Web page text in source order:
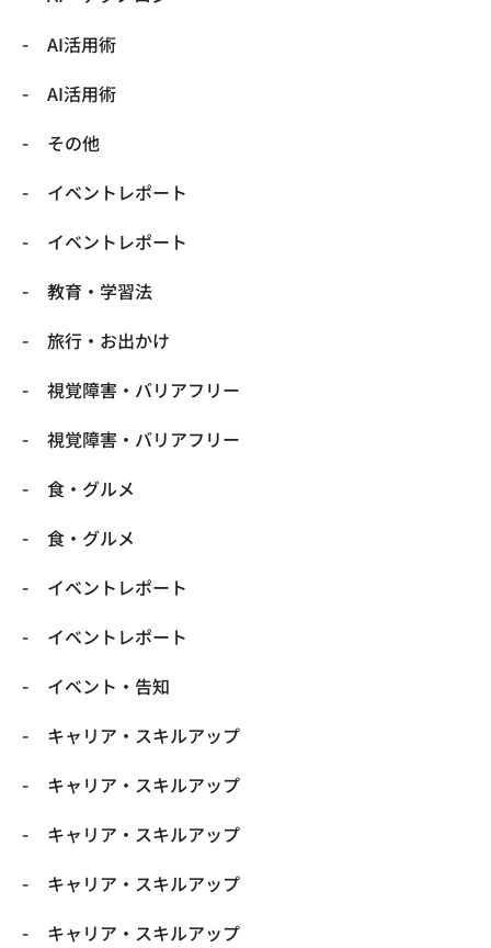
​AI活用術
​AI活用術
​その他
​イベントレポート
​イベントレポート
​教育・学習法
​旅行・お出かけ
​視覚障害・バリアフリー
​視覚障害・バリアフリー
​食・グルメ
​食・グルメ
イベントレポート
イベントレポート
イベント・告知
キャリア・スキルアップ
キャリア・スキルアップ
キャリア・スキルアップ
キャリア・スキルアップ
キャリア・スキルアップ